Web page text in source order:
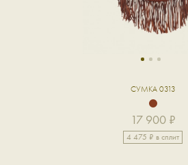
1 2 3
СУМКА 0313
17 900 ₽
4 475 ₽ в сплит